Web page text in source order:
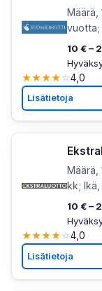
Määrä,
vuotta;
10 € –
★★★★☆4,0
Lisätietoja
Määrä,
kk; Ikä,
10 € –
★★★★☆4,0
Lisätietoja